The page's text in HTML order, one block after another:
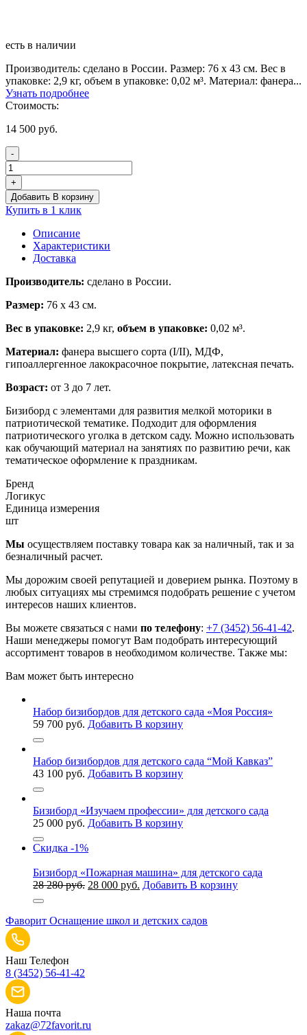
есть в наличии
Производитель: сделано в России. Размер: 76 х 43 см. Вес в
упаковке: 2,9 кг, объем в упаковке: 0,02 м³. Материал: фанера...
Узнать подробнее
Стоимость:
14 500 руб.
-
Количество
товара
Бизиборд
«Часовой»
+
Добавить В корзину
Купить в 1 клик
Описание
Характеристики
Доставка
Производитель: сделано в России.
Размер: 76 х 43 см.
Вес в упаковке: 2,9 кг, объем в упаковке: 0,02 м³.
Материал: фанера высшего сорта (I/II), МДФ,
гипоаллергенное лакокрасочное покрытие, латексная печать.
Возраст: от 3 до 7 лет.
Бизиборд с элементами для развития мелкой моторики в
патриотической тематике. Подходит для оформления
патриотического уголка в детском саду. Можно использовать
как обучающий материал на занятиях по развитию речи, как
тематическое оформление к праздникам.
Бренд
Логикус
Единица измерения
шт
Мы осуществляем поставку товара как за наличный, так и за
безналичный расчет.
Мы дорожим своей репутацией и доверием рынка. Поэтому в
любых ситуациях мы стремимся подобрать решение с учетом
интересов наших клиентов.
Вы можете связаться с нами по телефону: +7 (3452) 56-41-42.
Наши менеджеры помогут Вам подобрать интересующий
ассортимент товаров в необходимом количестве. Также мы:
Вам может быть интересно
Набор бизибордов для детского сада «Моя Россия»
59 700 руб. Добавить В корзину
Набор бизибордов для детского сада “Мой Кавказ”
43 100 руб. Добавить В корзину
Бизиборд «Изучаем профессии» для детского сада
25 000 руб. Добавить В корзину
Скидка -1%
Бизиборд «Пожарная машина» для детского сада
28 280руб. Первоначальная
28
28 000 руб. Текущая
000 руб..
Добавить В корзину
Фаворит Оснащение школ и детских садов
Наш Телефон
8 (3452) 56-41-42
Наша почта
zakaz@72favorit.ru